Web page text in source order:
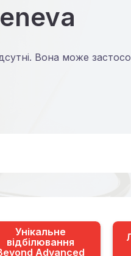
Вона може
Унікальне
відбілювання
Advanced